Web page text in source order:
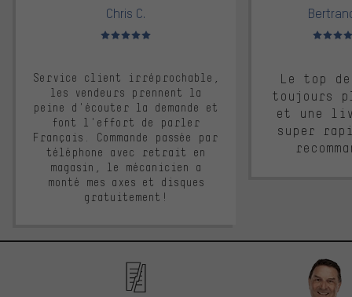
Chris C.
Note moyenne : 5 sur 5
Service client irréprochable,
les vendeurs prennent la
peine d'écouter la demande et
font l'effort de parler
Français. Commande passée par
téléphone avec retrait en
magasin, le mécanicien a
monté mes axes et disques
gratuitement!
Note
Le top
toujours
et une
super